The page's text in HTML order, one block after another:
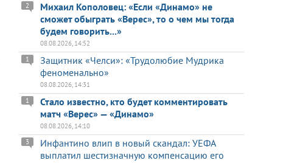
Михаил Кополовец: «Если «Динамо» не
сможет обыграть «Верес», то о чем мы тогда
будем говорить...»
2
08.08.2026, 14:52
Защитник «Челси»: «Трудолюбие Мудрика
феноменально»
1
08.08.2026, 14:31
Стало известно, кто будет комментировать
матч «Верес» — «Динамо»
1
08.08.2026, 14:10
Инфантино влип в новый скандал: УЕФА
выплатил шестизначную компенсацию его
3